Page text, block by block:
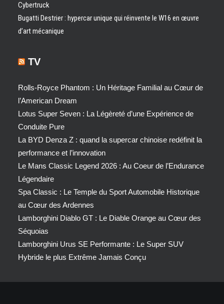
Cybertruck
Bugatti Destrier : hypercar unique qui réinvente le W16 en œuvre
d’art mécanique
TV
Rolls-Royce Phantom : Un Héritage Familial au Cœur de
l’American Dream
Lotus Super Seven : La Légèreté d’une Expérience de
Conduite Pure
La BYD Denza Z : quand la supercar chinoise redéfinit la
performance et l’innovation
Le Mans Classic Legend 2026 : Au Coeur de l’Endurance
Légendaire
Spa Classic : Le Temple du Sport Automobile Historique
au Cœur des Ardennes
Lamborghini Diablo GT : Le Diable Orange au Cœur des
Séquoias
Lamborghini Urus SE Performante : Le Super SUV
Hybride le plus Extrême Jamais Conçu